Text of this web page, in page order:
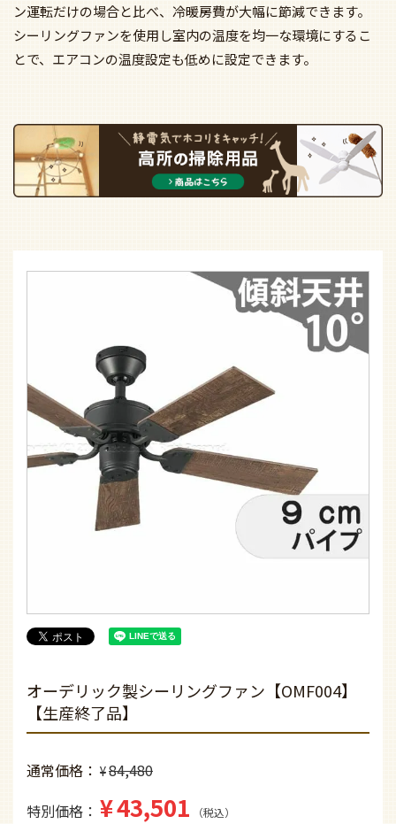
ン運転だけの場合と比べ、冷暖房費が大幅に節減できます。
シーリングファンを使用し室内の温度を均一な環境にするこ
とで、エアコンの温度設定も低めに設定できます。
オーデリック製シーリングファン【OMF004】
【生産終了品】
通常価格 ¥84,480
特別価格
¥43,501 税込